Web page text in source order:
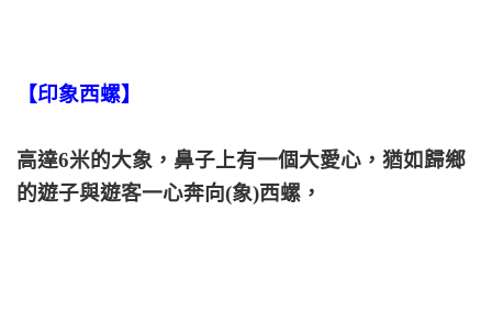
【印象西螺】
高達6米的大象，鼻子上有一個大愛心，猶如歸鄉
的遊子與遊客一心奔向(象)西螺，